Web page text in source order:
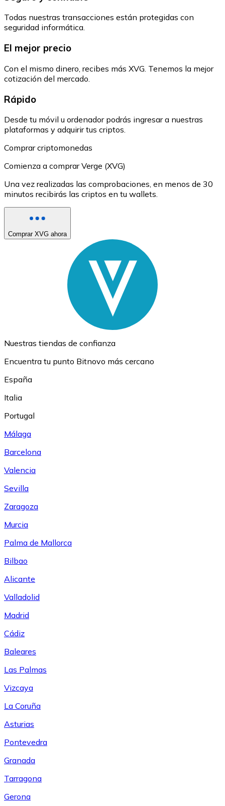
Todas nuestras transacciones están protegidas con
seguridad informática.
El mejor precio
Con el mismo dinero, recibes más XVG. Tenemos la mejor
cotización del mercado.
Rápido
Desde tu móvil u ordenador podrás ingresar a nuestras
plataformas y adquirir tus criptos.
Comprar criptomonedas
Comienza a comprar Verge (XVG)
Una vez realizadas las comprobaciones, en menos de 30
minutos recibirás las criptos en tu wallets.
Comprar XVG ahora
Nuestras tiendas de confianza
Encuentra tu punto Bitnovo más cercano
España
Italia
Portugal
Málaga
Barcelona
Valencia
Sevilla
Zaragoza
Murcia
Palma de Mallorca
Bilbao
Alicante
Valladolid
Madrid
Cádiz
Baleares
Las Palmas
Vizcaya
La Coruña
Asturias
Pontevedra
Granada
Tarragona
Gerona